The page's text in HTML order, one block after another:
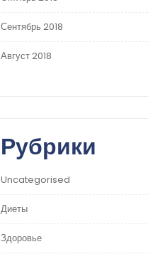
Сентябрь 2018
Август 2018
Рубрики
Uncategorised
Диеты
Здоровье